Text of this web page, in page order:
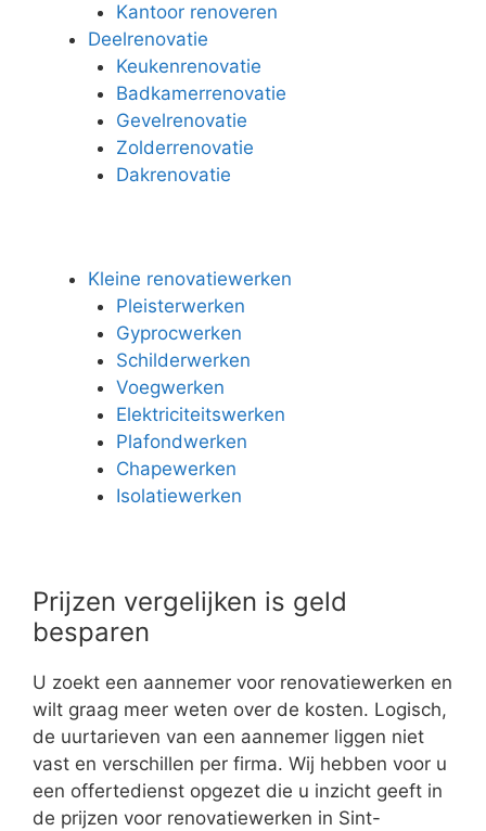
Kantoor renoveren
Deelrenovatie
Keukenrenovatie
Badkamerrenovatie
Gevelrenovatie
Zolderrenovatie
Dakrenovatie
Kleine renovatiewerken
Pleisterwerken
Gyprocwerken
Schilderwerken
Voegwerken
Elektriciteitswerken
Plafondwerken
Chapewerken
Isolatiewerken
Prijzen vergelijken is geld
besparen
U zoekt een aannemer voor renovatiewerken en
wilt graag meer weten over de kosten. Logisch,
de uurtarieven van een aannemer liggen niet
vast en verschillen per firma. Wij hebben voor u
een offertedienst opgezet die u inzicht geeft in
de prijzen voor renovatiewerken in Sint-